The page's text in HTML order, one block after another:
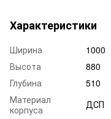
Характеристики
Ширина
1000
Высота
880
Глубина
510
Материал
корпуса
ДСП